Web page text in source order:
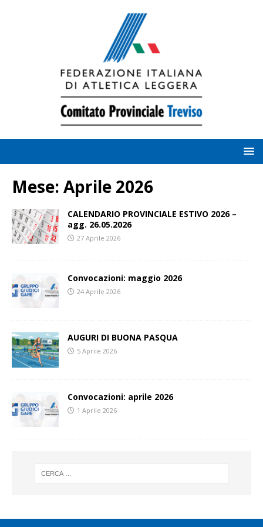
Mese: Aprile 2026
CALENDARIO PROVINCIALE ESTIVO 2026 –
agg. 26.05.2026
27 Aprile 2026
Convocazioni: maggio 2026
24 Aprile 2026
AUGURI DI BUONA PASQUA
5 Aprile 2026
Convocazioni: aprile 2026
1 Aprile 2026